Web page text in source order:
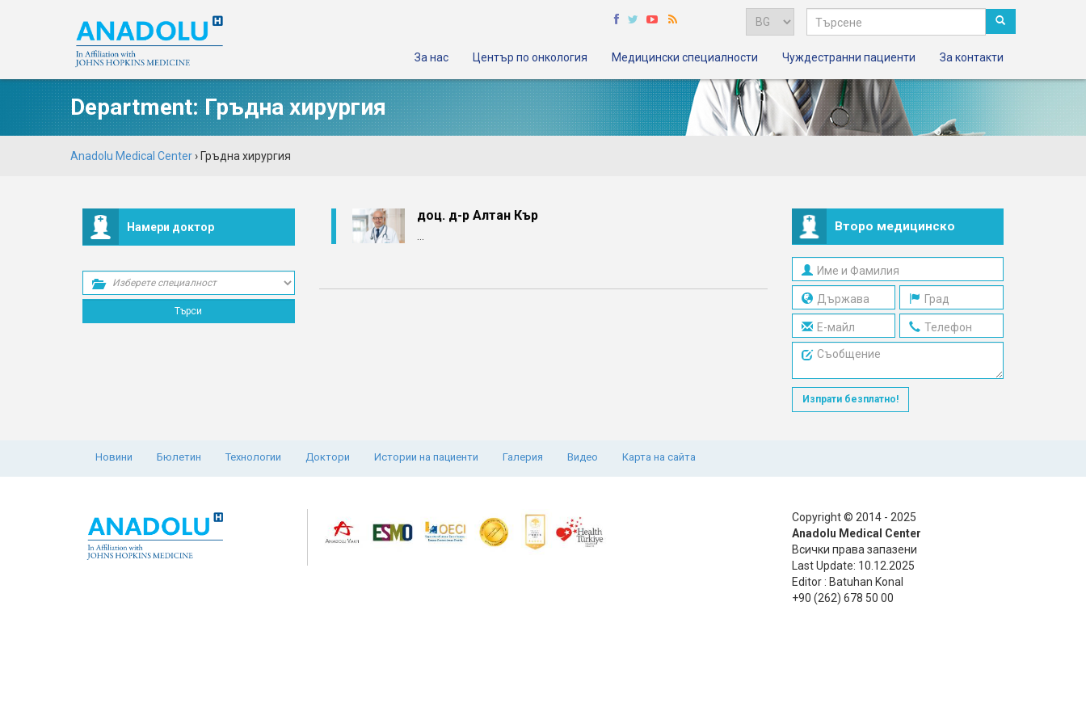
За нас Център по онкология Медицински специалности Чуждестранни пациенти За контакти
Department:Гръдна хирургия
Anadolu Medical Center› Гръдна хирургия
Намери доктор
доц. д-р Алтан Кър
Второ медицинско
мнение
Изпрати безплатно!
Новини Бюлетин Технологии Доктори Истории на пациенти Галерия Видео Карта на сайта
Copyright © 2014 - 2025
Anadolu Medical Center
Всички права запазени
Last Update: 10.12.2025
Editor : Batuhan Konal
+90 (262) 678 50 00